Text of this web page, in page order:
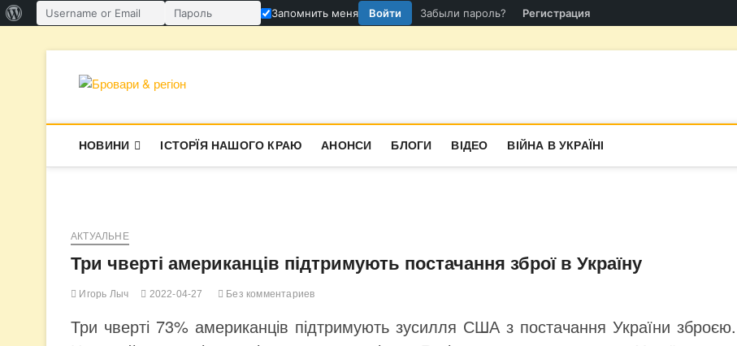
Имя пользователя или email
Пароль
Запомнить меня Войти Забыли пароль? Регистрация
содержимому
НОВИНИ ІСТОРЇЯ НАШОГО КРАЮ АНОНСИ БЛОГИ ВІДЕО ВІЙНА В УКРАЇНІ
АКТУАЛЬНЕ
Три чверті американців підтримують постачання зброї в Україну
Игорь Лыч 2022-04-27 Без комментариев
Три чверті 73% американців підтримують зусилля США з постачання України зброєю.